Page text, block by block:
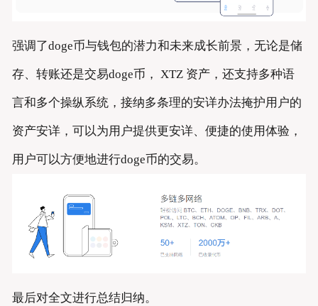
强调了doge币与钱包的潜力和未来成长前景，无论是储
存、转账还是交易doge币， XTZ 资产，还支持多种语
言和多个操纵系统，接纳多条理的安详办法掩护用户的
资产安详，可以为用户提供更安详、便捷的使用体验，
用户可以方便地进行doge币的交易。
最后对全文进行总结归纳。